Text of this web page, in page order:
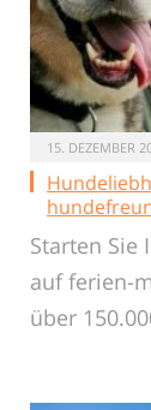
15. DEZEMBER
Starten Sie
auf ferien-
über